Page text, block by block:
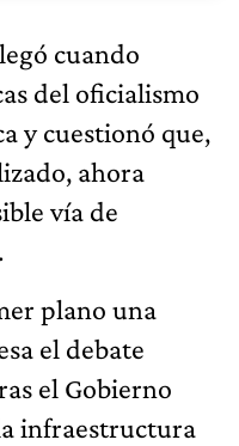
cuando
del oficialismo
y cuestionó que,
ahora
vía de
plano una
el debate
el Gobierno
infraestructura